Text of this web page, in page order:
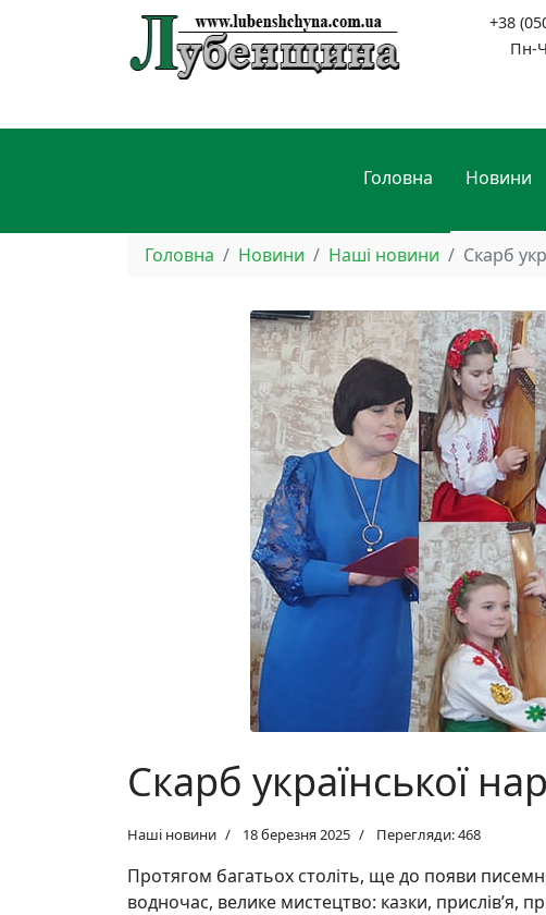
+38
Пн-
Головна Новини
Головна Новини Наші новини Скарб
Скарб української
Наші новини 18 березня 2025 Перегляди: 468
Протягом багатьох століть, ще до появи
водночас, велике мистецтво: казки, прислів’я,